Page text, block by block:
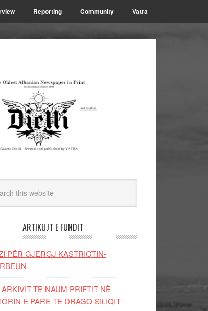
Reporting Community Vatra
ARTIKUJT E FUNDIT
PËR GJERGJ KASTRIOTIN-
TE NAUM PRIFTIT NË
E PARE TE DRAGO SILIQIT